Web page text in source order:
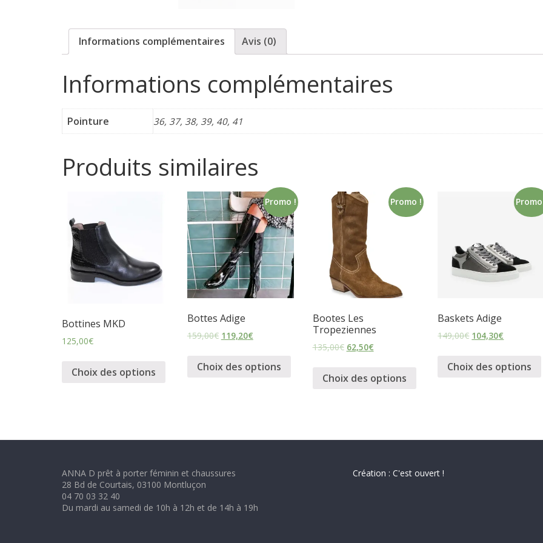
p
o
r
t
e
f
é
m
i
n
e
t
Informations complémentaires Avis (0)
Informations complémentaires
Pointure 36, 37, 38, 39, 40, 41
Produits similaires
Bottines MKD
125,00€
Choix des options
Promo !
Bottes Adige
159,00€ 119,20€
Choix des options
Promo !
Bootes Les
Tropeziennes
135,00€ 62,50€
Choix des options
Baskets Adige
149,00€ 104,30€
Choix des options
ANNA D prêt à porter féminin et chaussures
28 Bd de Courtais, 03100 Montluçon
04 70 03 32 40
Du mardi au samedi de 10h à 12h et de 14h à 19h
Création : C'est ouvert !